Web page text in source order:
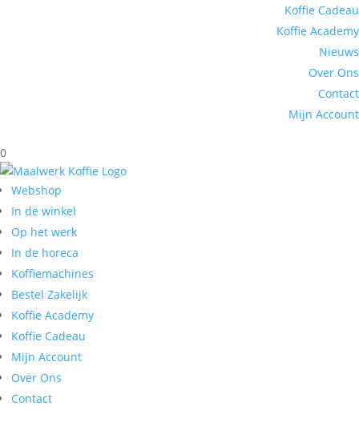
Koffie Cadeau
Koffie Academy
Nieuws
Over Ons
Contact
Mijn Account
0
Webshop
In de winkel
Op het werk
In de horeca
Koffiemachines
Bestel Zakelijk
Koffie Academy
Koffie Cadeau
Mijn Account
Over Ons
Contact